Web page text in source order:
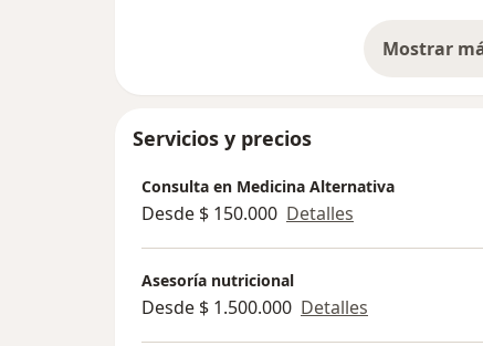
Mostrar
Servicios y precios
Consulta en Medicina Alternativa
Desde $ 150.000 Detalles
Asesoría nutricional
Desde $ 1.500.000 Detalles